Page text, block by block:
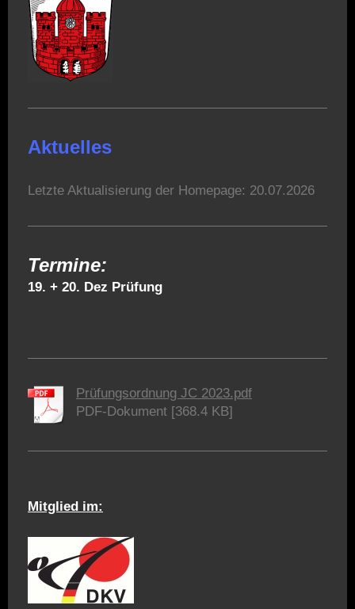
Aktuelles
Letzte Aktualisierung der Homepage: 20.07.2026
Termine:
19. + 20. Dez Prüfung
Prüfungsordnung JC 2023.pdf
PDF-Dokument [368.4 KB]
Mitglied im: